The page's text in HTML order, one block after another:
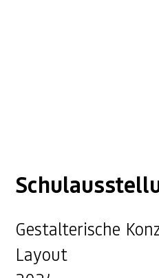
Gestalterische
Layout